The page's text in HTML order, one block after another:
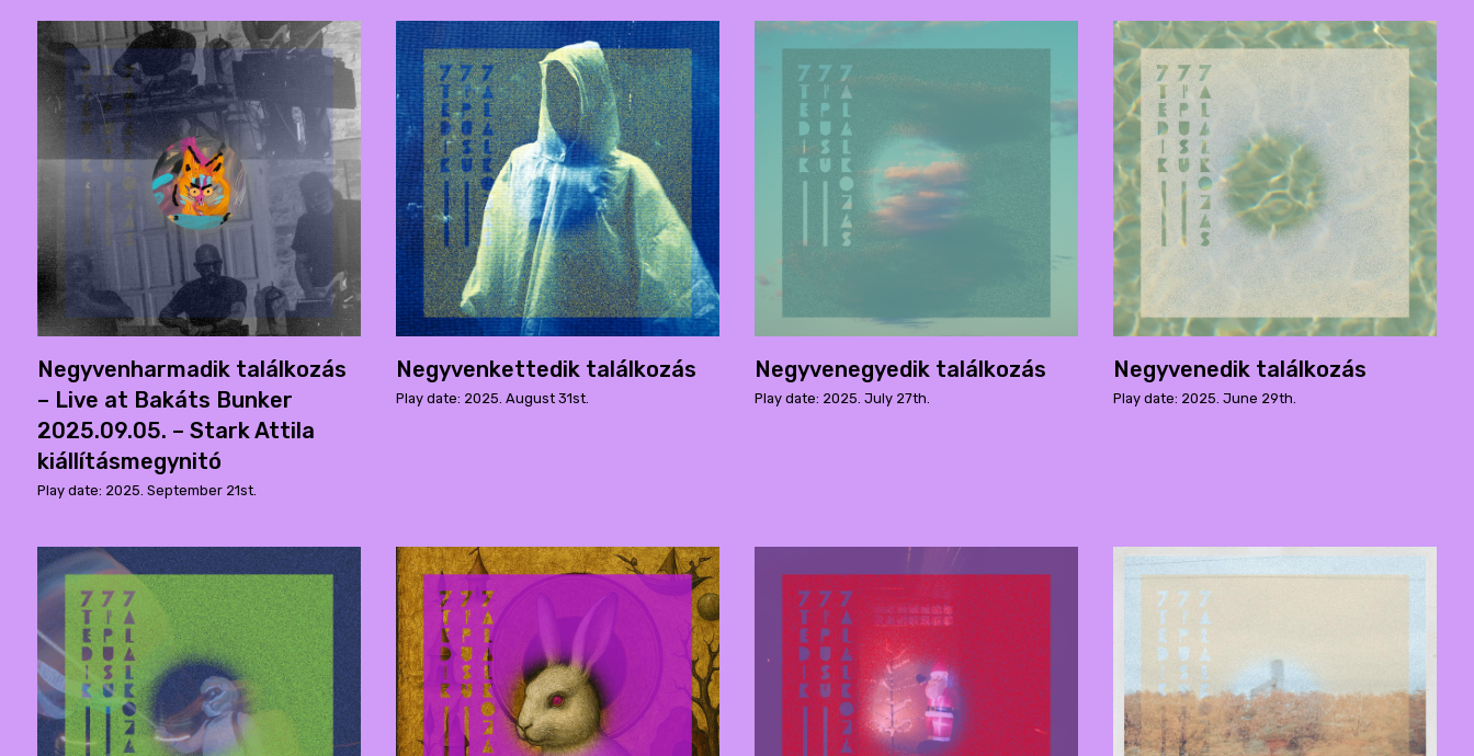
Negyvenharmadik találkozás
– Live at Bakáts Bunker
2025.09.05. – Stark Attila
kiállításmegynitó
Play date: 2025. September 21st.
Negyvenkettedik találkozás
Play date: 2025. August 31st.
Negyvenegyedik találkozás
Play date: 2025. July 27th.
Negyvenedik találkozás
Play date: 2025. June 29th.